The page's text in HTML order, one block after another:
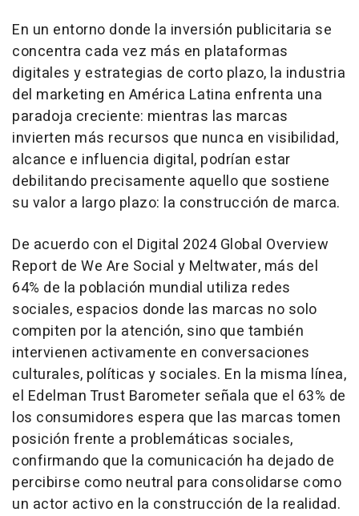
En un entorno donde la inversión publicitaria se
concentra cada vez más en plataformas
digitales y estrategias de corto plazo, la industria
del marketing en América Latina enfrenta una
paradoja creciente: mientras las marcas
invierten más recursos que nunca en visibilidad,
alcance e influencia digital, podrían estar
debilitando precisamente aquello que sostiene
su valor a largo plazo: la construcción de marca.
De acuerdo con el Digital 2024 Global Overview
Report de We Are Social y Meltwater, más del
64% de la población mundial utiliza redes
sociales, espacios donde las marcas no solo
compiten por la atención, sino que también
intervienen activamente en conversaciones
culturales, políticas y sociales. En la misma línea,
el Edelman Trust Barometer señala que el 63% de
los consumidores espera que las marcas tomen
posición frente a problemáticas sociales,
confirmando que la comunicación ha dejado de
percibirse como neutral para consolidarse como
un actor activo en la construcción de la realidad.